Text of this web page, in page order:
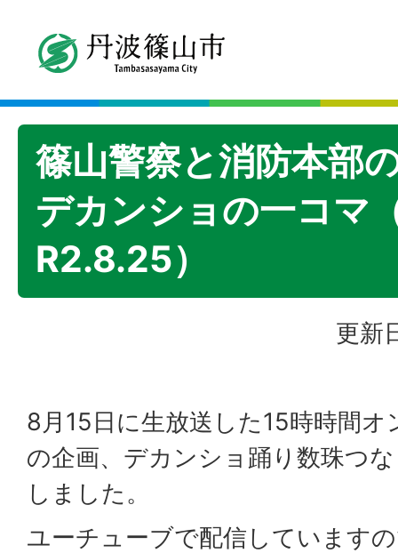
篠山警察と消防本部
デカンショの一コマ
R2.8.25）
更新
8月15日に生放送した15時時間
の企画、デカンショ踊り数珠つ
しました。
ユーチューブで配信しています